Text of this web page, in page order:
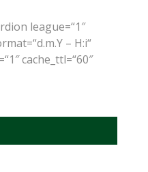
league=“1″
– H:i“
cache_ttl=“60″